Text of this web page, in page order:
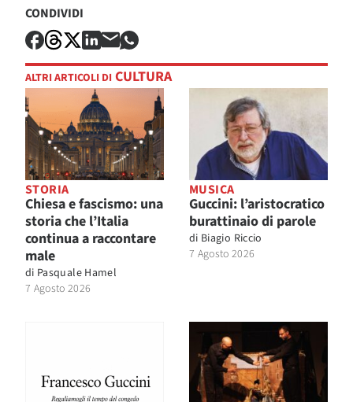
CONDIVIDI
ALTRI ARTICOLI DI CULTURA
STORIA
Chiesa e fascismo: una
storia che l’Italia
continua a raccontare
male
di Pasquale Hamel
7 Agosto 2026
MUSICA
Guccini: l’aristocratico
burattinaio di parole
di Biagio Riccio
7 Agosto 2026